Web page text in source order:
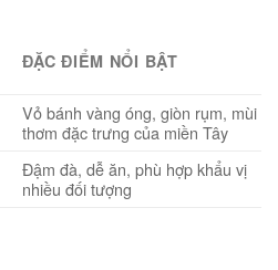
ĐẶC ĐIỂM NỔI BẬT
Vỏ bánh vàng óng, giòn rụm, mùi
thơm đặc trưng của miền Tây
Đậm đà, dễ ăn, phù hợp khẩu vị
nhiều đối tượng